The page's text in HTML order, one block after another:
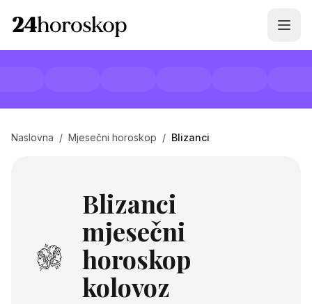
Naslovna / Mjesečni horoskop / Blizanci
Blizanci
mjesečni
horoskop
kolovoz